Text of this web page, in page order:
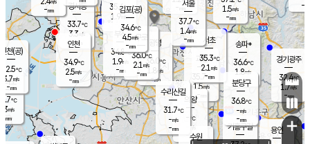
의도
℃
m/s
mm
과천
35.7℃
1.5m/s
- mm
용인
경기광주
32.4℃
1.7m/s
-mm
경서동
33.7℃
3.3 m/s
-mm
-mm -
의왕
- ℃
m/s
mm
35.6℃
1.9 m/s
mm
광명
36.0
℃
1.8 m/s
-mm
부천
34.8℃
1.9m/s
-mm
구로
36.0℃
2.1 m/s
-mm
- mm 1.5m/s
-mm
송파*
36.6℃
1.8m/s
-mm
서초
35.3℃
2.1 m/s
-mm
기흥구갈
수리산길
31.7℃
-m/s
-mm
분당구
36.8℃
-m/s
-mm
인천(공)
32.5℃
3.7m/s
-mm
김포(공)
34.6℃
4.5m/s
-mm
수원
인천
34.9℃
2.5m/s
-mm
서울
37.7℃
1.4m/s
-mm
+